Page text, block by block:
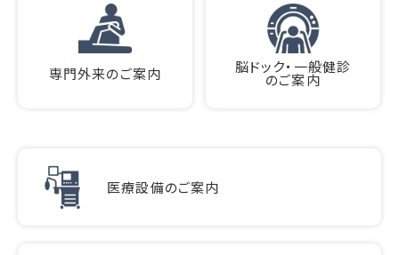
専門外来のご案内 脳ドック・一般健診
のご案内
医療設備のご案内